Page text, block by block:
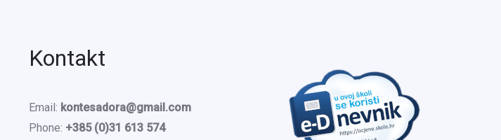
Kontakt
Email: kontesadora@gmail.com
Phone: +385 (0)31 613 574